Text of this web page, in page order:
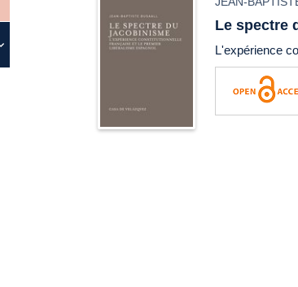
Seleccione
el
Le spectre
L'expérience